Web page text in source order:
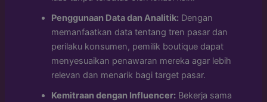
Penggunaan Data dan Analitik: Dengan
memanfaatkan data tentang tren pasar dan
perilaku konsumen, pemilik boutique dapat
menyesuaikan penawaran mereka agar lebih
relevan dan menarik bagi target pasar.
Kemitraan dengan Influencer: Bekerja sama